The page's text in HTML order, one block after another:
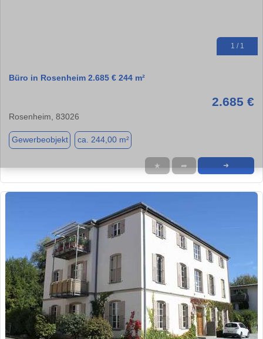
1 / 1
Büro in Rosenheim 2.685 € 244 m²
2.685 €
Rosenheim, 83026
Gewerbeobjekt ca. 244,00 m²
★ ➦ ➜